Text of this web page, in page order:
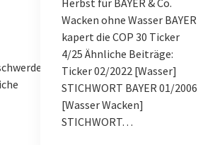
Wacken ohne Wasser BAYER
kapert die COP 30 Ticker
4/25 Ähnliche Beiträge:
Ticker 02/2022 [Wasser]
STICHWORT BAYER 01/2006
[Wasser Wacken]
STICHWORT…